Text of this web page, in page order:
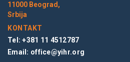
11000 Beograd,
Srbija
KONTAKT
Tel: +381 11 4512787
Email: office@yihr.org